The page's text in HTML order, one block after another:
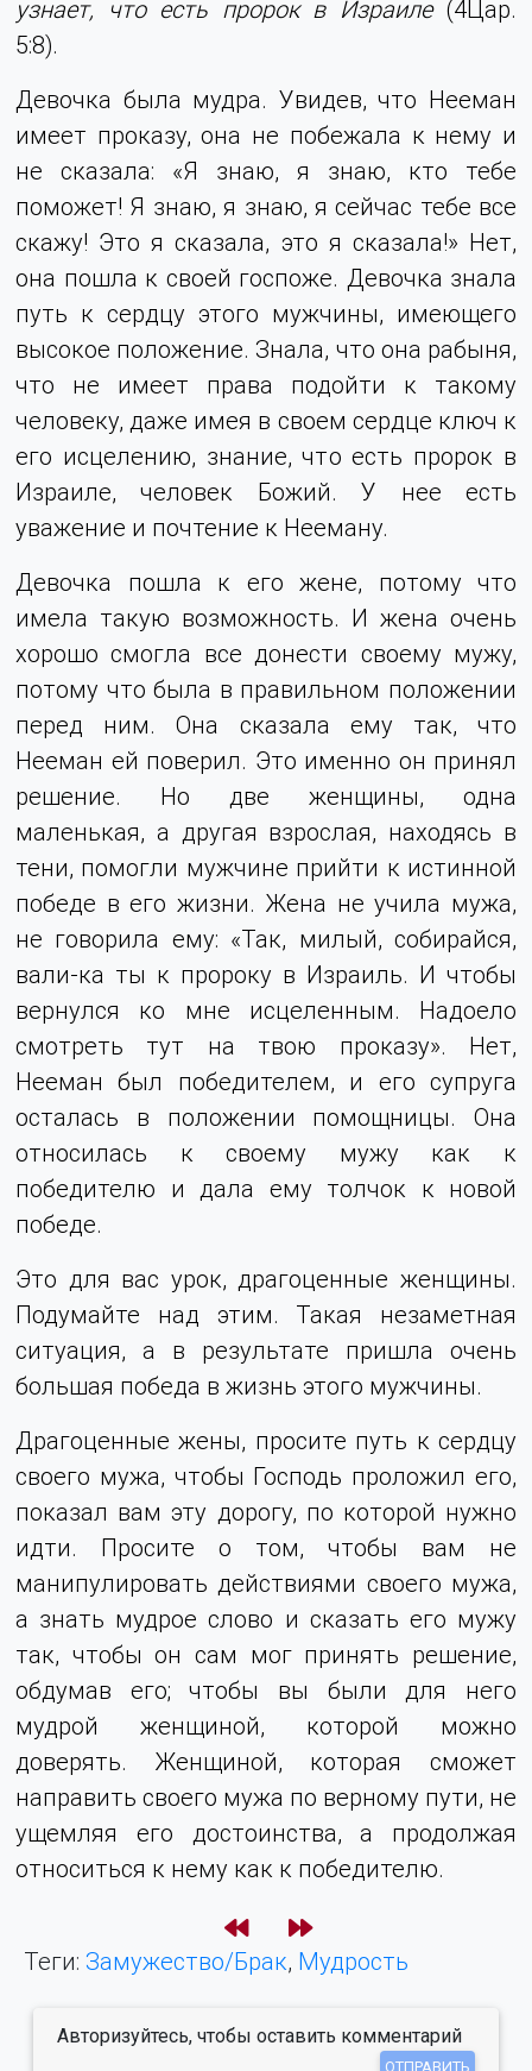
узнает, что есть пророк в Израиле (4Цар.
5:8).
Девочка была мудра. Увидев, что Нееман
имеет проказу, она не побежала к нему и
не сказала: «Я знаю, я знаю, кто тебе
поможет! Я знаю, я знаю, я сейчас тебе все
скажу! Это я сказала, это я сказала!» Нет,
она пошла к своей госпоже. Девочка знала
путь к сердцу этого мужчины, имеющего
высокое положение. Знала, что она рабыня,
что не имеет права подойти к такому
человеку, даже имея в своем сердце ключ к
его исцелению, знание, что есть пророк в
Израиле, человек Божий. У нее есть
уважение и почтение к Нееману.
Девочка пошла к его жене, потому что
имела такую возможность. И жена очень
хорошо смогла все донести своему мужу,
потому что была в правильном положении
перед ним. Она сказала ему так, что
Нееман ей поверил. Это именно он принял
решение. Но две женщины, одна
маленькая, а другая взрослая, находясь в
тени, помогли мужчине прийти к истинной
победе в его жизни. Жена не учила мужа,
не говорила ему: «Так, милый, собирайся,
вали-ка ты к пророку в Израиль. И чтобы
вернулся ко мне исцеленным. Надоело
смотреть тут на твою проказу». Нет,
Нееман был победителем, и его супруга
осталась в положении помощницы. Она
относилась к своему мужу как к
победителю и дала ему толчок к новой
победе.
Это для вас урок, драгоценные женщины.
Подумайте над этим. Такая незаметная
ситуация, а в результате пришла очень
большая победа в жизнь этого мужчины.
Драгоценные жены, просите путь к сердцу
своего мужа, чтобы Господь проложил его,
показал вам эту дорогу, по которой нужно
идти. Просите о том, чтобы вам не
манипулировать действиями своего мужа,
а знать мудрое слово и сказать его мужу
так, чтобы он сам мог принять решение,
обдумав его; чтобы вы были для него
мудрой женщиной, которой можно
доверять. Женщиной, которая сможет
направить своего мужа по верному пути, не
ущемляя его достоинства, а продолжая
относиться к нему как к победителю.
Теги: Замужество/Брак, Мудрость
Авторизуйтесь, чтобы оставить комментарий
ОТПРАВИТЬ